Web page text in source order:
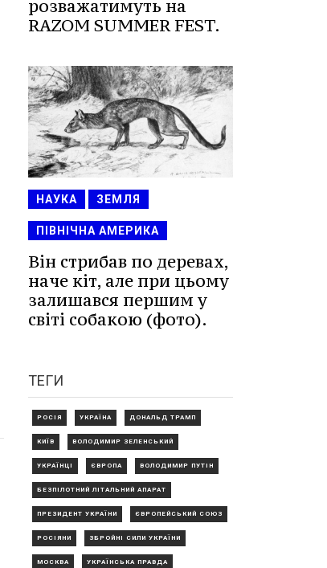
розважатимуть на
RAZOM SUMMER FEST.
НАУКА ЗЕМЛЯ
ПІВНІЧНА АМЕРИКА
Він стрибав по деревах,
наче кіт, але при цьому
залишався першим у
світі собакою (фото).
ТЕГИ
РОСІЯ УКРАЇНА ДОНАЛЬД ТРАМП
КИЇВ ВОЛОДИМИР ЗЕЛЕНСЬКИЙ
УКРАЇНЦІ ЄВРОПА ВОЛОДИМИР ПУТІН
БЕЗПІЛОТНИЙ ЛІТАЛЬНИЙ АПАРАТ
ПРЕЗИДЕНТ УКРАЇНИ ЄВРОПЕЙСЬКИЙ СОЮЗ
РОСІЯНИ ЗБРОЙНІ СИЛИ УКРАЇНИ
МОСКВА УКРАЇНСЬКА ПРАВДА